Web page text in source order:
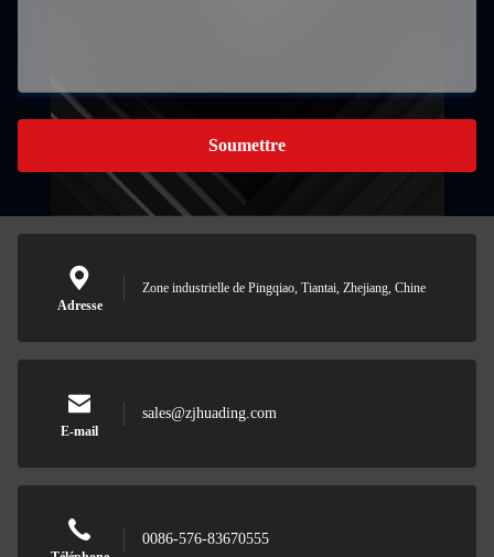
Soumettre
Adresse
Zone industrielle de Pingqiao, Tiantai, Zhejiang, Chine
E-mail
sales@zjhuading.com
0086-576-83670555